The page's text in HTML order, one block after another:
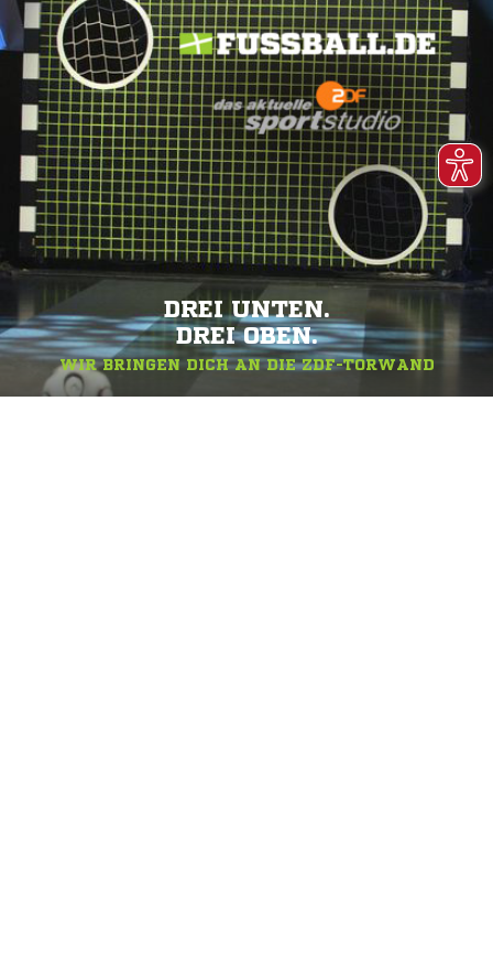
DREI UNTEN.
DREI OBEN.
WIR BRINGEN DICH AN DIE ZDF-TORWAND